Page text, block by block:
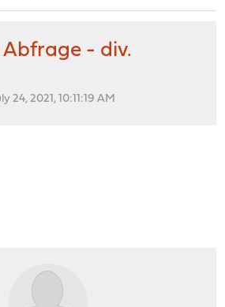
Abfrage - div.
24, 2021, 10:11:19 AM